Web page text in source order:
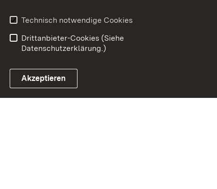
Technisch notwendige Cookies
Drittanbieter-Cookies (Siehe
Datenschutzerklärung.)
Akzeptieren